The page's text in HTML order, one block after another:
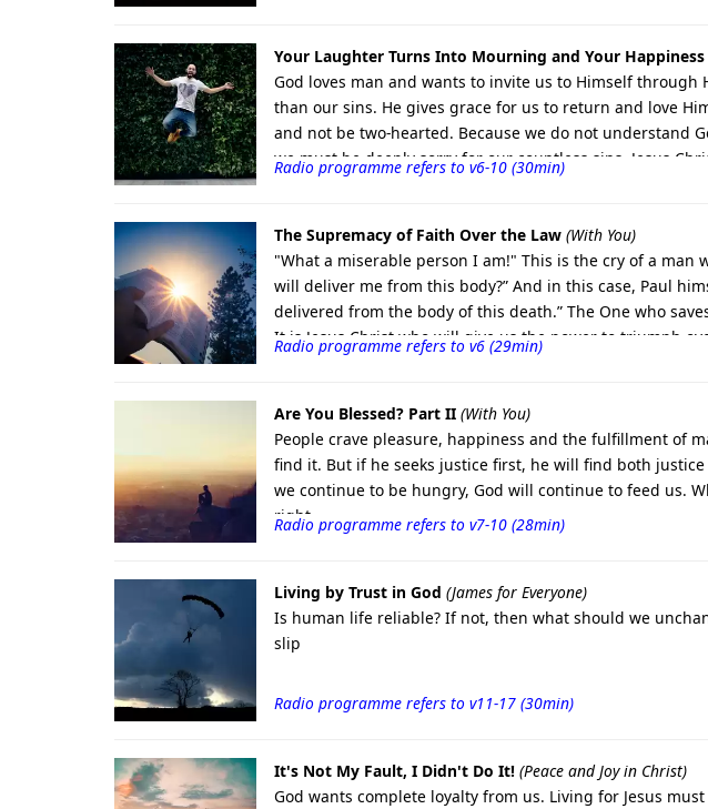
Your Laughter Turns Into Mourning and Your Happiness
God loves man and wants to invite us to Himself
than our sins. He gives grace for us to return and love
and not be two-hearted. Because we do not understand
we must be deeply sorry for our countless sins. Jesus
and receive righteousness. .
Radio programme refers to v6-10 (30min)
The Supremacy of Faith Over the Law (With You)
"What a miserable person I am!" This is the cry of a man
will deliver me from this body?” And in this case, Paul
delivered from the body of this death.” The One who
It is Jesus Christ who will give us the power to triumph
which is death.
Radio programme refers to v6 (29min)
Are You Blessed? Part II (With You)
People crave pleasure, happiness and the fulfillment of
find it. But if he seeks justice first, he will find both
we continue to be hungry, God will continue to feed us.
right.
Radio programme refers to v7-10 (28min)
Living by Trust in God (James for Everyone)
Is human life reliable? If not, then what should we
slip
Radio programme refers to v11-17 (30min)
It's Not My Fault, I Didn't Do It! (Peace and Joy in Christ)
God wants complete loyalty from us. Living for Jesus